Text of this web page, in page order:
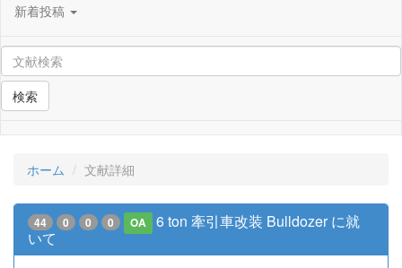
新着投稿
検索
ホーム 文献詳細
44 0 0 0 OA
6 ton 牽引車改装 Bulldozer に就
いて